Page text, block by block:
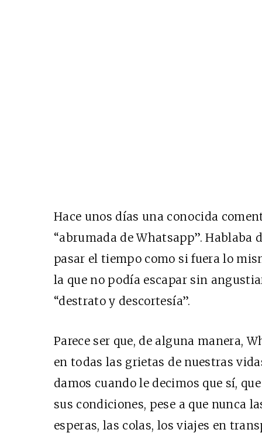
Hace unos días una conocida
“abrumada de Whatsapp”. Hablaba
pasar el tiempo como si fuera lo
la que no podía escapar sin
“destrato y descortesía”.
Parece ser que, de alguna manera,
en todas las grietas de nuestras
damos cuando le decimos que sí,
sus condiciones, pese a que nunca
esperas, las colas, los viajes en